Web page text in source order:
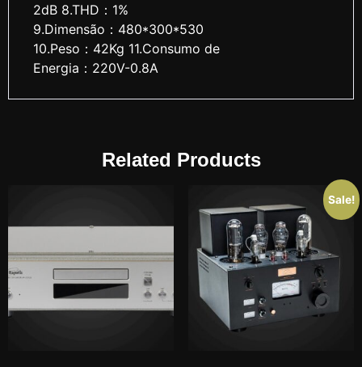
2dB 8.THD：1%
9.Dimensão：480*300*530
10.Peso：42Kg 11.Consumo de
Energia：220V-0.8A
Related Products
Sale!